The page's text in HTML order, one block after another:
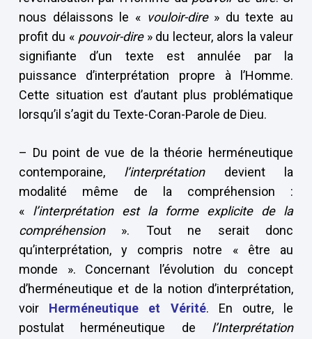
nous délaissons le « vouloir-dire» du texte au
profit du « pouvoir-dire» du lecteur, alors la valeur
signifiante d’un texte est annulée par la
puissance d’interprétation propre à l’Homme.
Cette situation est d’autant plus problématique
lorsqu’il s’agit du Texte-Coran-Parole de Dieu.
– Du point de vue de la théorie herméneutique
contemporaine, l’interprétationdevient la
modalité même de la compréhension :
« l’interprétation est la forme explicite de la
compréhension». Tout ne serait donc
qu’interprétation, y compris notre « être au
monde ». Concernant l’évolution du concept
d’herméneutique et de la notion d’interprétation,
voir Herméneutique et Vérité. En outre, le
postulat herméneutique de l’Interprétation